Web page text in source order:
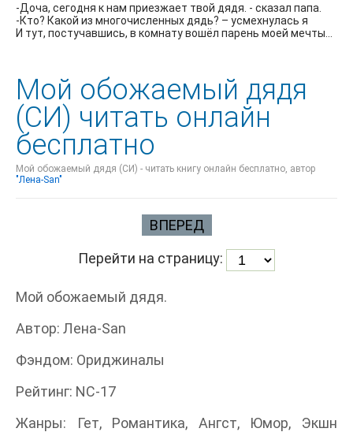
-Доча, сегодня к нам приезжает твой дядя. - сказал папа.
-Кто? Какой из многочисленных дядь? – усмехнулась я
И тут, постучавшись, в комнату вошёл парень моей мечты…
Мой обожаемый дядя
(СИ) читать онлайн
бесплатно
Мой обожаемый дядя (СИ) - читать книгу онлайн бесплатно, автор
"Лена-San"
ВПЕРЕД
Перейти на страницу:
Мой обожаемый дядя.
Автор: Лена-San
Фэндом: Ориджиналы
Рейтинг: NC-17
Жанры: Гет, Романтика, Ангст, Юмор, Экшн